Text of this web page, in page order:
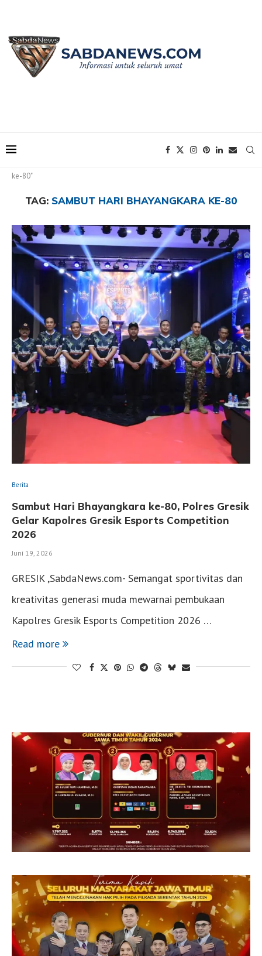
ke-80"
TAG: SAMBUT HARI BHAYANGKARA KE-80
Berita
Sambut Hari Bhayangkara ke-80, Polres Gresik
Gelar Kapolres Gresik Esports Competition
2026
Juni 19, 2026
GRESIK ,SabdaNews.com- Semangat sportivitas dan
kreativitas generasi muda mewarnai pembukaan
Kapolres Gresik Esports Competition 2026 …
Read more